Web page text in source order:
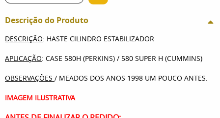
Descrição do Produto
DESCRIÇÃO: HASTE CILINDRO ESTABILIZADOR
APLICAÇÃO: CASE 580H (PERKINS) / 580 SUPER H (CUMMINS)
OBSERVAÇÕES / MEADOS DOS ANOS 1998 UM POUCO ANTES.
IMAGEM ILUSTRATIVA